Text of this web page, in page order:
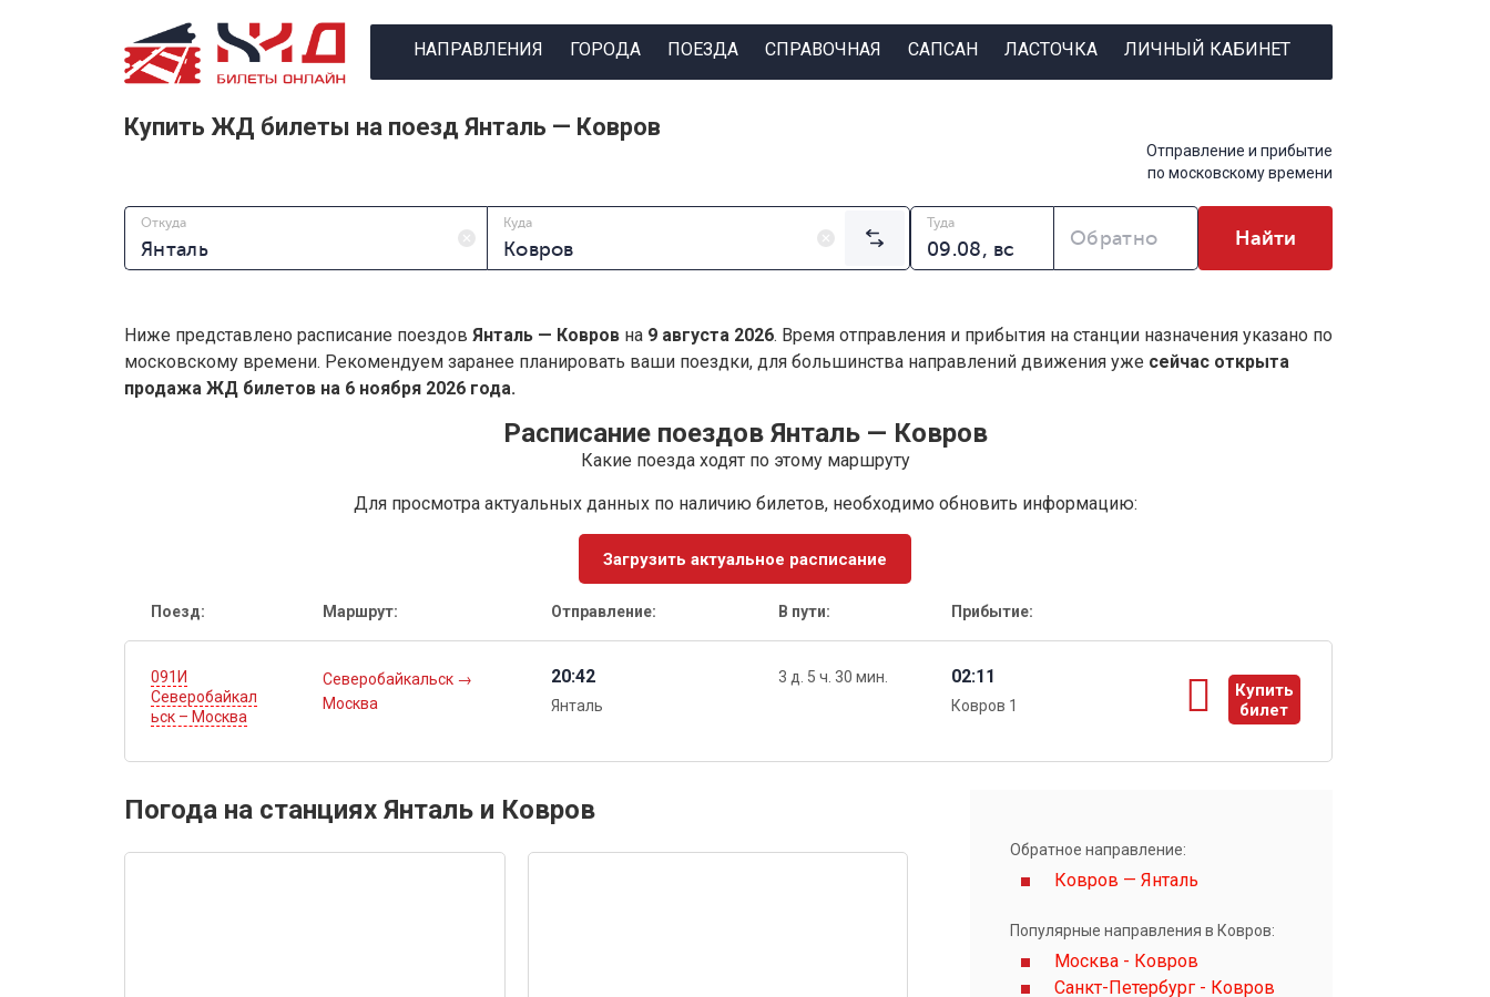
НАПРАВЛЕНИЯ ГОРОДА ПОЕЗДА СПРАВОЧНАЯ САПСАН ЛАСТОЧКА ЛИЧНЫЙ КАБИНЕТ
Купить ЖД билеты на поезд Янталь — Ковров
Отправление и прибытие
по московскому времени
Откуда Куда Туда
Обратно Найти
Ниже представлено расписание поездов Янталь — Ковров на 9 августа 2026. Время отправления и прибытия на станции назначения указано по
московскому времени. Рекомендуем заранее планировать ваши поездки, для большинства направлений движения уже сейчас открыта
продажа ЖД билетов на 6 ноября 2026 года.
Расписание поездов Янталь — Ковров
Какие поезда ходят по этому маршруту
Для просмотра актуальных данных по наличию билетов, необходимо обновить информацию:
Загрузить актуальное расписание
Поезд: Маршрут: Отправление: В пути: Прибытие:
091И
Северобайкал
ьск – Москва
Северобайкальск →
Москва
20:42
Янталь
3 д. 5 ч. 30 мин. 02:11
Ковров 1
Купить
билет
ы
Погода на станциях Янталь и Ковров
Обратное направление:
Ковров — Янталь
Популярные направления в Ковров:
Москва - Ковров
Санкт-Петербург - Ковров